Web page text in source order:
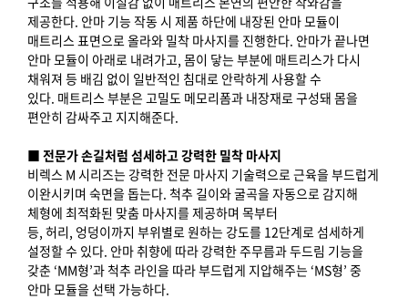
제공한다. 안마 기능 작동 시 제품 하단에 내장된 안마 모듈이
매트리스 표면으로 올라와 밀착 마사지를 진행한다. 안마가 끝나면
안마 모듈이 아래로 내려가고, 몸이 닿는 부분에 매트리스가 다시
채워져 등 배김 없이 일반적인 침대로 안락하게 사용할 수
있다. 매트리스 부분은 고밀도 메모리폼과 내장재로 구성돼 몸을
편안히 감싸주고 지지해준다.
■ 전문가 손길처럼 섬세하고 강력한 밀착 마사지
비렉스 M 시리즈는 강력한 전문 마사지 기술력으로 근육을 부드럽게
이완시키며 숙면을 돕는다. 척추 길이와 굴곡을 자동으로 감지해
체형에 최적화된 맞춤 마사지를 제공하며 목부터
등, 허리, 엉덩이까지 부위별로 원하는 강도를 12단계로 섬세하게
설정할 수 있다. 안마 취향에 따라 강력한 주무름과 두드림 기능을
갖춘 ‘MM형’과 척추 라인을 따라 부드럽게 지압해주는 ‘MS형’ 중
안마 모듈을 선택 가능하다.